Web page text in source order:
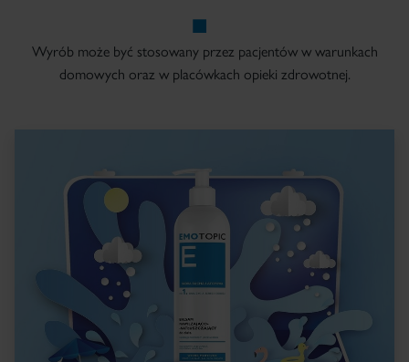
Wyrób może być stosowany przez pacjentów w warunkach
domowych oraz w placówkach opieki zdrowotnej.